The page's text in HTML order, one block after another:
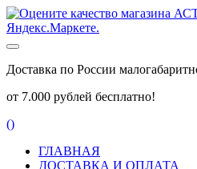
Доставка по России
от 7.000 рублей бесплатно!
()
ГЛАВНАЯ
ДОСТАВКА И ОПЛАТА